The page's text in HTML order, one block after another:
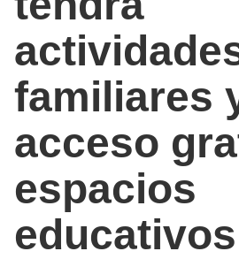
familiares
acceso
espacios
educativos